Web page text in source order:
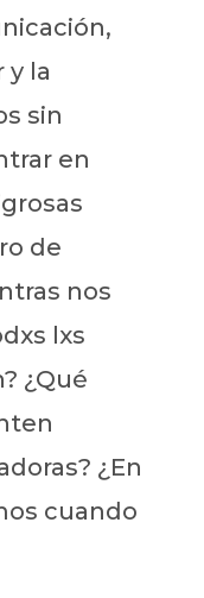
y la
sin
en
de
nos
lxs
¿Qué
¿En
cuando